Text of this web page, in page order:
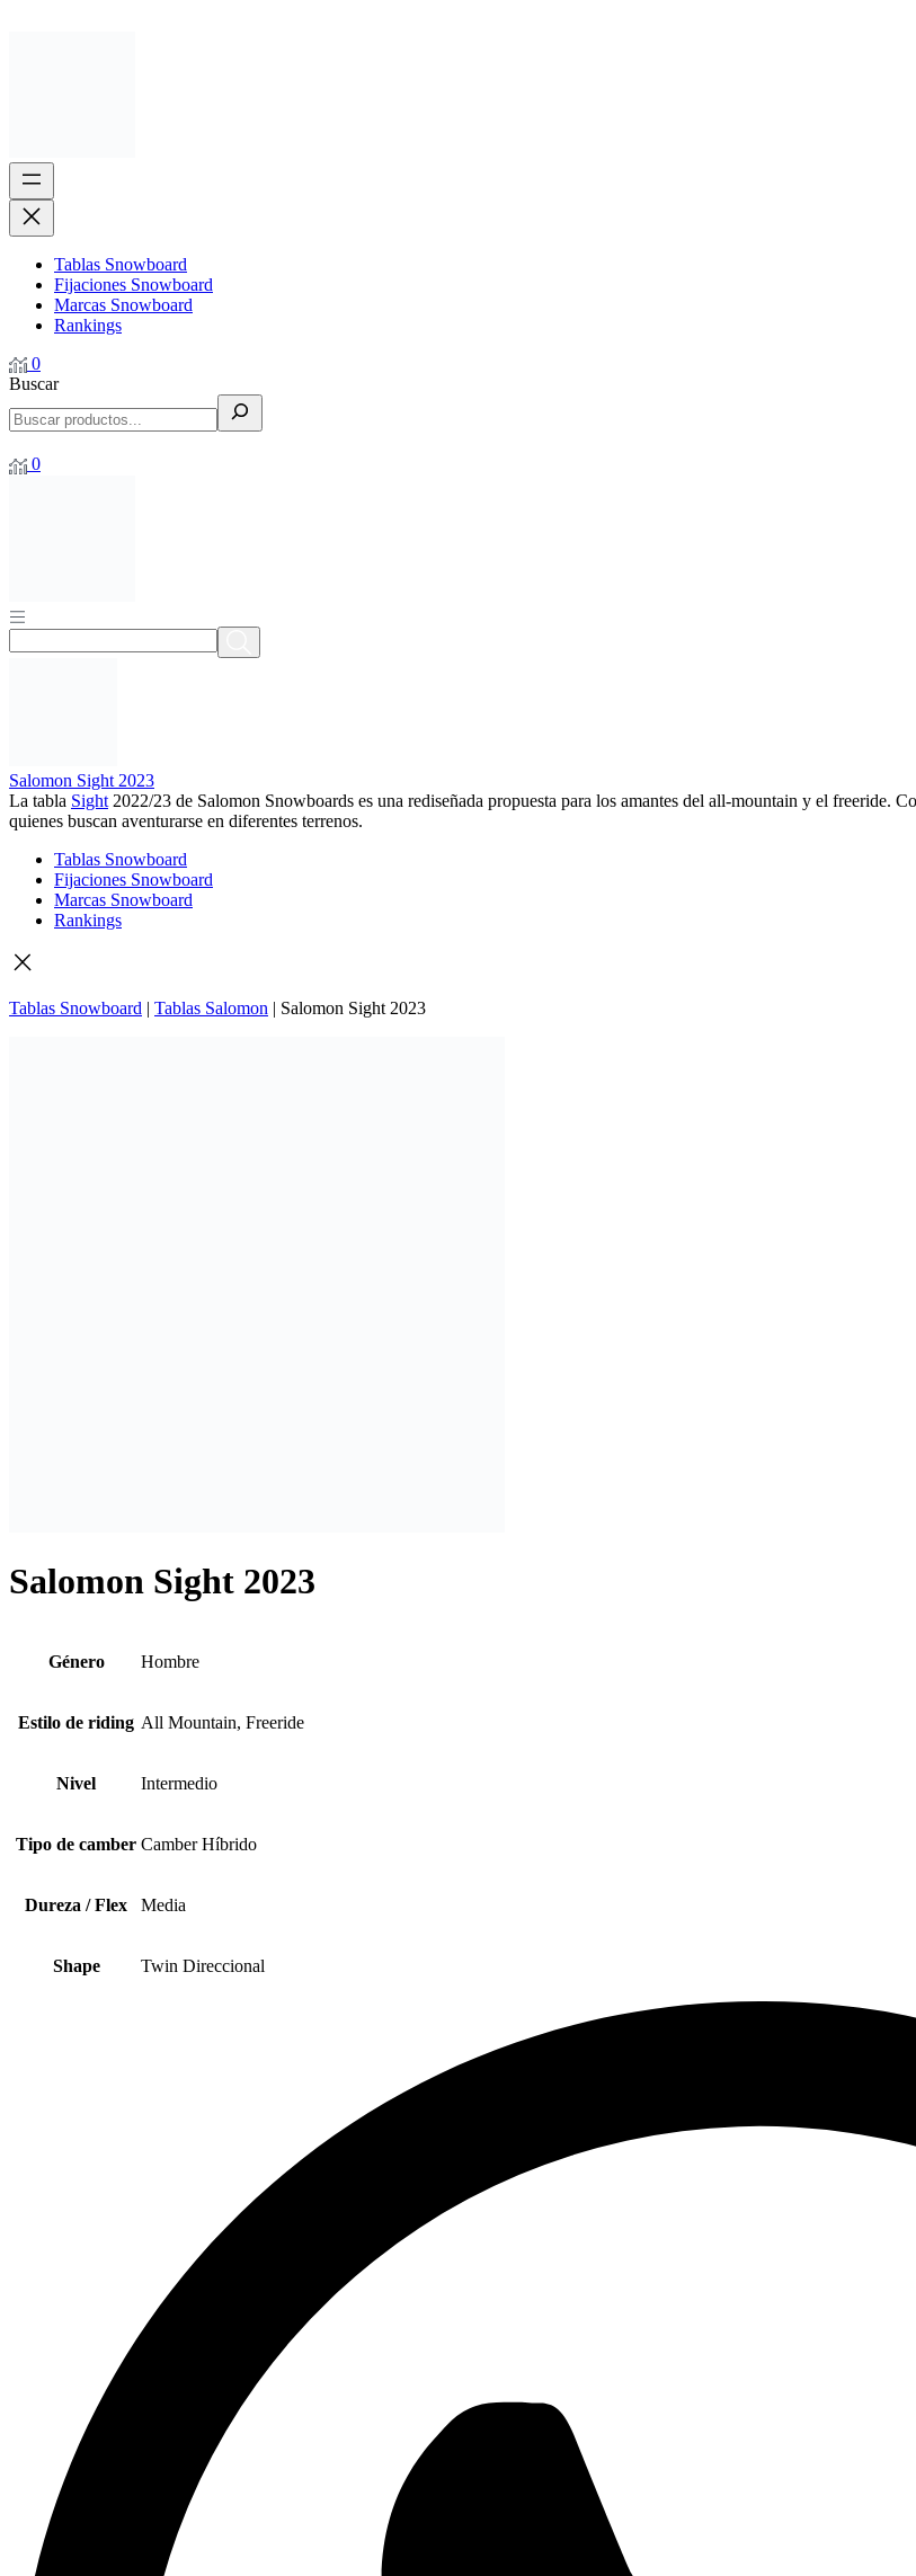
Tablas Snowboard
Fijaciones Snowboard
Marcas Snowboard
Rankings
0
Buscar
0
Salomon Sight 2023
La tabla Sight 2022/23 de Salomon Snowboards es una rediseñada propuesta para los amantes del all-mountain y el freeride.
quienes buscan aventurarse en diferentes terrenos.
Tablas Snowboard
Fijaciones Snowboard
Marcas Snowboard
Rankings
Tablas Snowboard | Tablas Salomon | Salomon Sight 2023
Salomon Sight 2023
Género Hombre
Estilo de riding All Mountain, Freeride
Nivel Intermedio
Tipo de camber Camber Híbrido
Dureza / Flex Media
Shape Twin Direccional